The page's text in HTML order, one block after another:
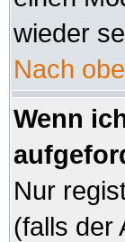
wieder
Nach
Wenn
Nur
(falls der